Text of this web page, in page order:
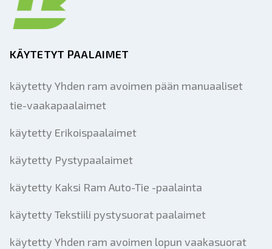
KÄYTETYT PAALAIMET
käytetty Yhden ram avoimen pään manuaaliset
tie-vaakapaalaimet
käytetty Erikoispaalaimet
käytetty Pystypaalaimet
käytetty Kaksi Ram Auto-Tie -paalainta
käytetty Tekstiili pystysuorat paalaimet
käytetty Yhden ram avoimen lopun vaakasuorat